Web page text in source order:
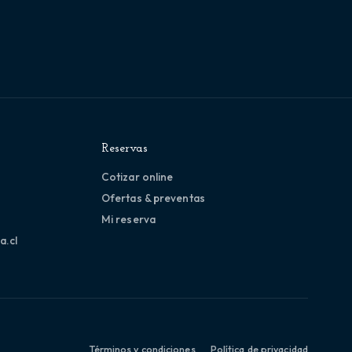
Reservas
Cotizar online
Ofertas & preventas
Mi reserva
Términos y condiciones Política de privacidad